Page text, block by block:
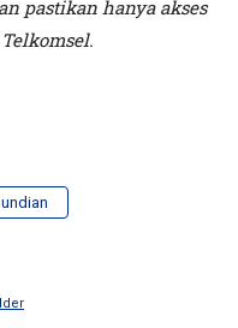
pastikan hanya akses
undian